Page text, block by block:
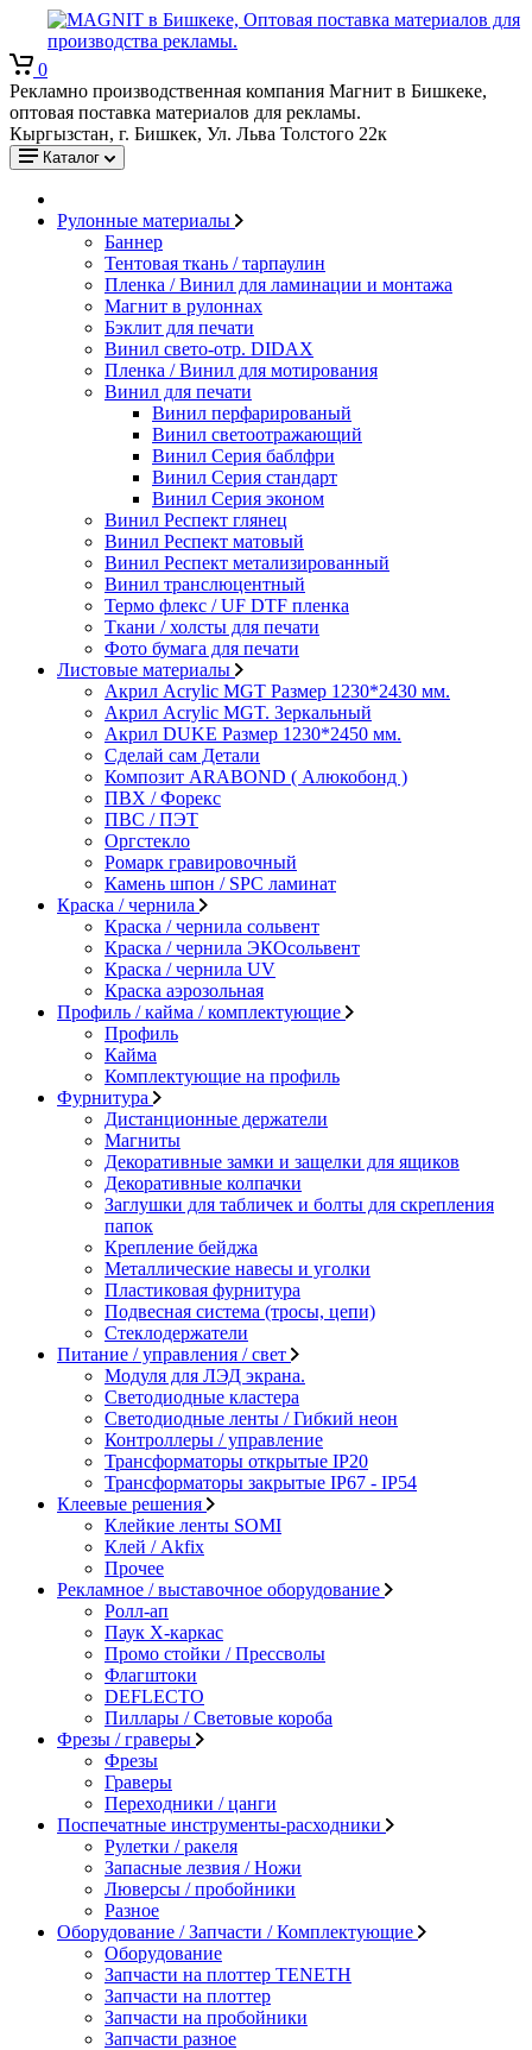
0
Рекламно производственная компания Магнит в Бишкеке,
оптовая поставка материалов для рекламы.
Кыргызстан, г. Бишкек, Ул. Льва Толстого 22к
Каталог
Рулонные материалы
Баннер
Тентовая ткань / тарпаулин
Пленка / Винил для ламинации и монтажа
Магнит в рулоннах
Бэклит для печати
Винил свето-отр. DIDAX
Пленка / Винил для мотирования
Винил для печати
Винил перфарированый
Винил светоотражающий
Винил Серия баблфри
Винил Серия стандарт
Винил Серия эконом
Винил Респект глянец
Винил Респект матовый
Винил Респект метализированный
Винил транслюцентный
Термо флекс / UF DTF пленка
Ткани / холсты для печати
Фото бумага для печати
Листовые материалы
Акрил Acrylic MGT Размер 1230*2430 мм.
Акрил Acrylic MGT. Зеркальный
Акрил DUKE Размер 1230*2450 мм.
Сделай сам Детали
Композит ARABOND ( Алюкобонд )
ПВХ / Форекс
ПВС / ПЭТ
Оргстекло
Ромарк гравировочный
Камень шпон / SPC ламинат
Краска / чернила
Краска / чернила сольвент
Краска / чернила ЭКОсольвент
Краска / чернила UV
Краска аэрозольная
Профиль / кайма / комплектующие
Профиль
Кайма
Комплектующие на профиль
Фурнитура
Дистанционные держатели
Магниты
Декоративные замки и защелки для ящиков
Декоративные колпачки
Заглушки для табличек и болты для скрепления
папок
Крепление бейджа
Металлические навесы и уголки
Пластиковая фурнитура
Подвесная система (тросы, цепи)
Стеклодержатели
Питание / управления / свет
Модуля для ЛЭД экрана.
Светодиодные кластера
Светодиодные ленты / Гибкий неон
Контроллеры / управление
Трансформаторы открытые IP20
Трансформаторы закрытые IP67 - IP54
Клеевые решения
Клейкие ленты SOMI
Клей / Akfix
Прочее
Рекламное / выставочное оборудование
Ролл-ап
Паук X-каркас
Промо стойки / Прессволы
Флагштоки
DEFLECTO
Пиллары / Световые короба
Фрезы / граверы
Фрезы
Граверы
Переходники / цанги
Поспечатные инструменты-расходники
Рулетки / ракеля
Запасные лезвия / Ножи
Люверсы / пробойники
Разное
Оборудование / Запчасти / Комплектующие
Оборудование
Запчасти на плоттер TENETH
Запчасти на плоттер
Запчасти на пробойники
Запчасти разное